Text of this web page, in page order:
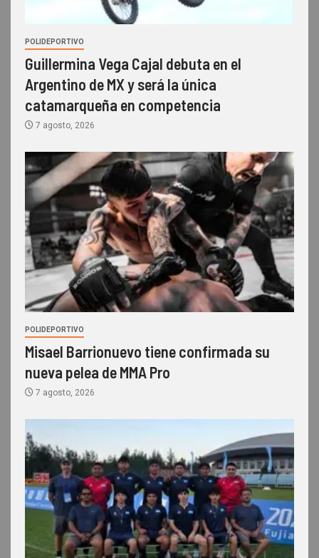
POLIDEPORTIVO
Guillermina Vega Cajal debuta en el
Argentino de MX y será la única
catamarqueña en competencia
7 agosto, 2026
POLIDEPORTIVO
Misael Barrionuevo tiene confirmada su
nueva pelea de MMA Pro
7 agosto, 2026